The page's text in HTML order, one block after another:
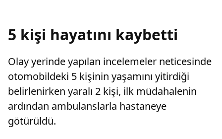
5 kişi hayatını kaybetti
Olay yerinde yapılan incelemeler neticesinde
otomobildeki 5 kişinin yaşamını yitirdiği
belirlenirken yaralı 2 kişi, ilk müdahalenin
ardından ambulanslarla hastaneye
götürüldü.